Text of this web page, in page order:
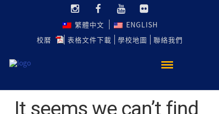
繁體中文
ENGLISH
校曆
表格文件下載 學校地圖 聯絡我們
It seems we can’t find